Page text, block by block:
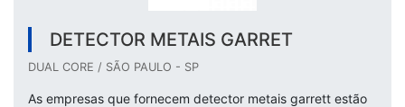
DETECTOR METAIS GARRET
DUAL CORE / SÃO PAULO - SP
As empresas que fornecem detector metais garrett estão